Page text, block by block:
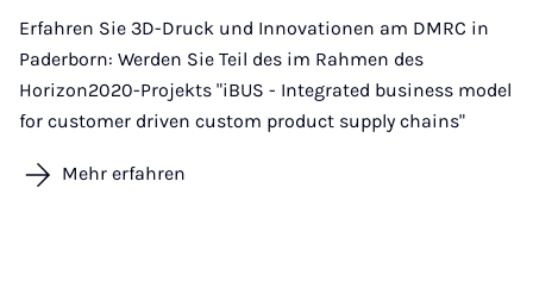
Erfahren Sie 3D-Druck und Innovationen am DMRC in
Paderborn: Werden Sie Teil des im Rahmen des
Horizon2020-Projekts "iBUS - Integrated business model
for customer driven custom product supply chains"
Mehr erfahren